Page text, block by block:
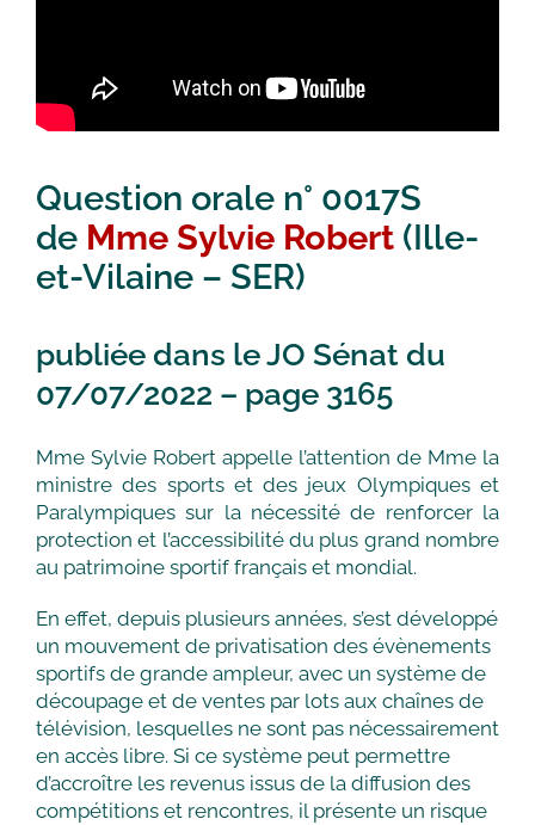
Question orale n° 0017S
de Mme Sylvie Robert (Ille-
et-Vilaine – SER)
publiée dans le JO Sénat du
07/07/2022 – page 3165
Mme Sylvie Robert appelle l’attention de Mme la
ministre des sports et des jeux Olympiques et
Paralympiques sur la nécessité de renforcer la
protection et l’accessibilité du plus grand nombre
au patrimoine sportif français et mondial.
En effet, depuis plusieurs années, s’est développé
un mouvement de privatisation des évènements
sportifs de grande ampleur, avec un système de
découpage et de ventes par lots aux chaînes de
télévision, lesquelles ne sont pas nécessairement
en accès libre. Si ce système peut permettre
d’accroître les revenus issus de la diffusion des
compétitions et rencontres, il présente un risque